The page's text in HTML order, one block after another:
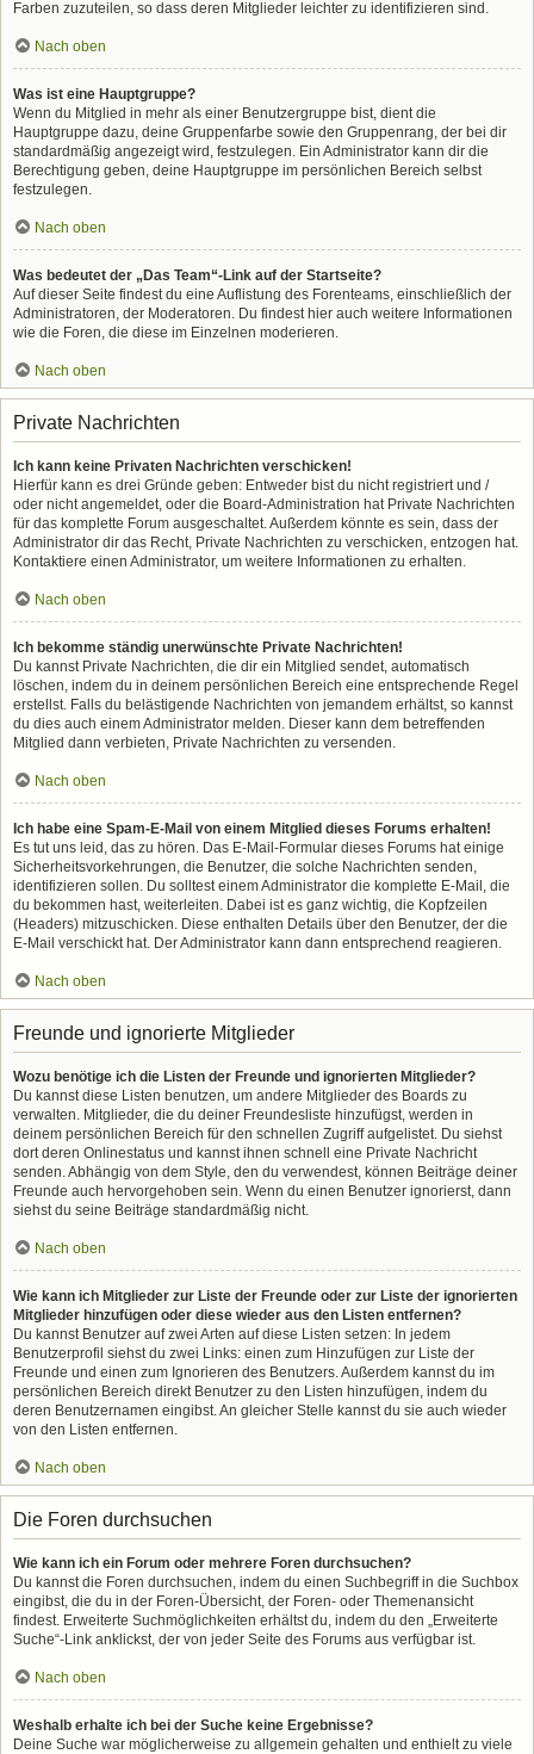
Farben zuzuteilen, so dass deren Mitglieder leichter zu identifizieren sind.
Nach oben
Was ist eine Hauptgruppe?
Wenn du Mitglied in mehr als einer Benutzergruppe bist, dient die
Hauptgruppe dazu, deine Gruppenfarbe sowie den Gruppenrang, der bei dir
standardmäßig angezeigt wird, festzulegen. Ein Administrator kann dir die
Berechtigung geben, deine Hauptgruppe im persönlichen Bereich selbst
festzulegen.
Nach oben
Was bedeutet der „Das Team“-Link auf der Startseite?
Auf dieser Seite findest du eine Auflistung des Forenteams, einschließlich der
Administratoren, der Moderatoren. Du findest hier auch weitere Informationen
wie die Foren, die diese im Einzelnen moderieren.
Nach oben
Private Nachrichten
Ich kann keine Privaten Nachrichten verschicken!
Hierfür kann es drei Gründe geben: Entweder bist du nicht registriert und /
oder nicht angemeldet, oder die Board-Administration hat Private Nachrichten
für das komplette Forum ausgeschaltet. Außerdem könnte es sein, dass der
Administrator dir das Recht, Private Nachrichten zu verschicken, entzogen hat.
Kontaktiere einen Administrator, um weitere Informationen zu erhalten.
Nach oben
Ich bekomme ständig unerwünschte Private Nachrichten!
Du kannst Private Nachrichten, die dir ein Mitglied sendet, automatisch
löschen, indem du in deinem persönlichen Bereich eine entsprechende Regel
erstellst. Falls du belästigende Nachrichten von jemandem erhältst, so kannst
du dies auch einem Administrator melden. Dieser kann dem betreffenden
Mitglied dann verbieten, Private Nachrichten zu versenden.
Nach oben
Ich habe eine Spam-E-Mail von einem Mitglied dieses Forums erhalten!
Es tut uns leid, das zu hören. Das E-Mail-Formular dieses Forums hat einige
Sicherheitsvorkehrungen, die Benutzer, die solche Nachrichten senden,
identifizieren sollen. Du solltest einem Administrator die komplette E-Mail, die
du bekommen hast, weiterleiten. Dabei ist es ganz wichtig, die Kopfzeilen
(Headers) mitzuschicken. Diese enthalten Details über den Benutzer, der die
E-Mail verschickt hat. Der Administrator kann dann entsprechend reagieren.
Nach oben
Freunde und ignorierte Mitglieder
Wozu benötige ich die Listen der Freunde und ignorierten Mitglieder?
Du kannst diese Listen benutzen, um andere Mitglieder des Boards zu
verwalten. Mitglieder, die du deiner Freundesliste hinzufügst, werden in
deinem persönlichen Bereich für den schnellen Zugriff aufgelistet. Du siehst
dort deren Onlinestatus und kannst ihnen schnell eine Private Nachricht
senden. Abhängig von dem Style, den du verwendest, können Beiträge deiner
Freunde auch hervorgehoben sein. Wenn du einen Benutzer ignorierst, dann
siehst du seine Beiträge standardmäßig nicht.
Nach oben
Wie kann ich Mitglieder zur Liste der Freunde oder zur Liste der ignorierten
Mitglieder hinzufügen oder diese wieder aus den Listen entfernen?
Du kannst Benutzer auf zwei Arten auf diese Listen setzen: In jedem
Benutzerprofil siehst du zwei Links: einen zum Hinzufügen zur Liste der
Freunde und einen zum Ignorieren des Benutzers. Außerdem kannst du im
persönlichen Bereich direkt Benutzer zu den Listen hinzufügen, indem du
deren Benutzernamen eingibst. An gleicher Stelle kannst du sie auch wieder
von den Listen entfernen.
Nach oben
Die Foren durchsuchen
Wie kann ich ein Forum oder mehrere Foren durchsuchen?
Du kannst die Foren durchsuchen, indem du einen Suchbegriff in die Suchbox
eingibst, die du in der Foren-Übersicht, der Foren- oder Themenansicht
findest. Erweiterte Suchmöglichkeiten erhältst du, indem du den „Erweiterte
Suche“-Link anklickst, der von jeder Seite des Forums aus verfügbar ist.
Nach oben
Weshalb erhalte ich bei der Suche keine Ergebnisse?
Deine Suche war möglicherweise zu allgemein gehalten und enthielt zu viele